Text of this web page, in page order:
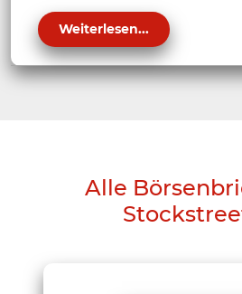
Weiterlesen...
Alle